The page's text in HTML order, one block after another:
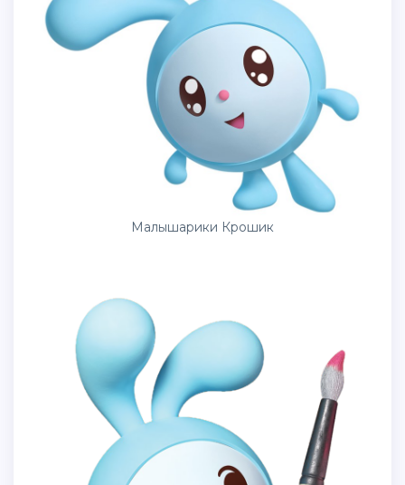
Малышарики Крошик